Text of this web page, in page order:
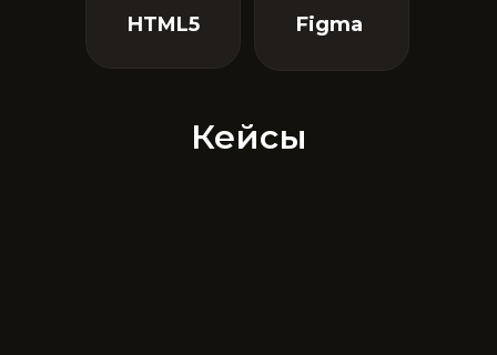
Figma
HTML5
Кейсы